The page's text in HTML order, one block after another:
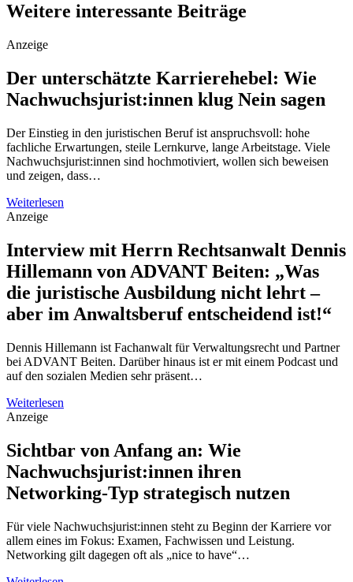
Weitere interessante Beiträge
Anzeige
Der unterschätzte Karrierehebel: Wie
Nachwuchsjurist:innen klug Nein sagen
Der Einstieg in den juristischen Beruf ist anspruchsvoll: hohe
fachliche Erwartungen, steile Lernkurve, lange Arbeitstage. Viele
Nachwuchsjurist:innen sind hochmotiviert, wollen sich beweisen
und zeigen, dass…
Weiterlesen
Anzeige
Interview mit Herrn Rechtsanwalt Dennis
Hillemann von ADVANT Beiten: „Was
die juristische Ausbildung nicht lehrt –
aber im Anwaltsberuf entscheidend ist!“
Dennis Hillemann ist Fachanwalt für Verwaltungsrecht und Partner
bei ADVANT Beiten. Darüber hinaus ist er mit einem Podcast und
auf den sozialen Medien sehr präsent…
Weiterlesen
Anzeige
Sichtbar von Anfang an: Wie
Nachwuchsjurist:innen ihren
Networking-Typ strategisch nutzen
Für viele Nachwuchsjurist:innen steht zu Beginn der Karriere vor
allem eines im Fokus: Examen, Fachwissen und Leistung.
Networking gilt dagegen oft als „nice to have“…